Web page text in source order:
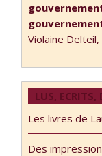
Violaine
LUS, ECRITS,
Les livres de
Des